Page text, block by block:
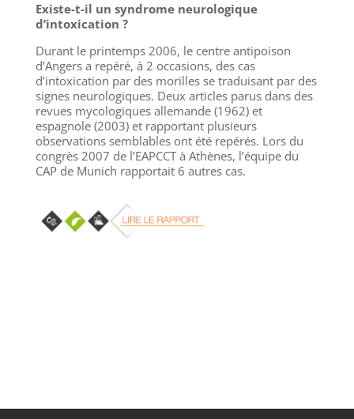
Existe-t-il un syndrome neurologique
d’intoxication ?
Durant le printemps 2006, le centre antipoison
d’Angers a repéré, à 2 occasions, des cas
d’intoxication par des morilles se traduisant par des
signes neurologiques. Deux articles parus dans des
revues mycologiques allemande (1962) et
espagnole (2003) et rapportant plusieurs
observations semblables ont été repérés. Lors du
congrès 2007 de l’EAPCCT à Athènes, l’équipe du
CAP de Munich rapportait 6 autres cas.